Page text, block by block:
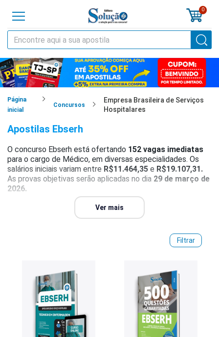
0
Página
inicial
Concursos
Empresa Brasileira de Serviços
Hospitalares
Apostilas Ebserh
O concurso Ebserh está ofertando 152 vagas imediatas
para o cargo de Médico, em diversas especialidades. Os
salários iniciais variam entre R$11.464,35 e R$19.107,31.
As provas objetivas serão aplicadas no dia 29 de março de
2026.
Para mais detalhes, consulte oguia completo
que reúne informações atualizadas sobre a
informações. Para iniciar a preparação, acesse os materiais
preparatórios disponíveis e adquira sua apostila Ebserh!
Ver mais
Filtrar